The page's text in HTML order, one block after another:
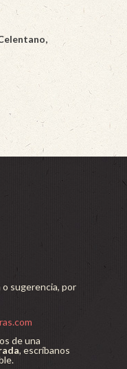
o sugerencia, por
de una
, escríbanos